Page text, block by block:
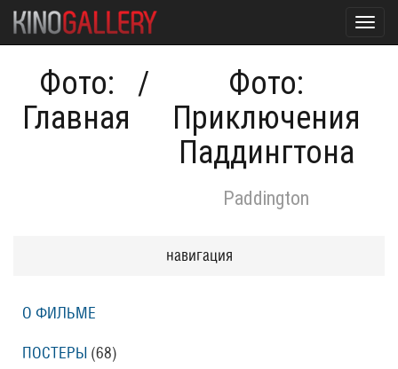
Фото:
Главная
/
Фото:
Приключения
Паддингтона
Paddington
навигация
О ФИЛЬМЕ
ПОСТЕРЫ (68)